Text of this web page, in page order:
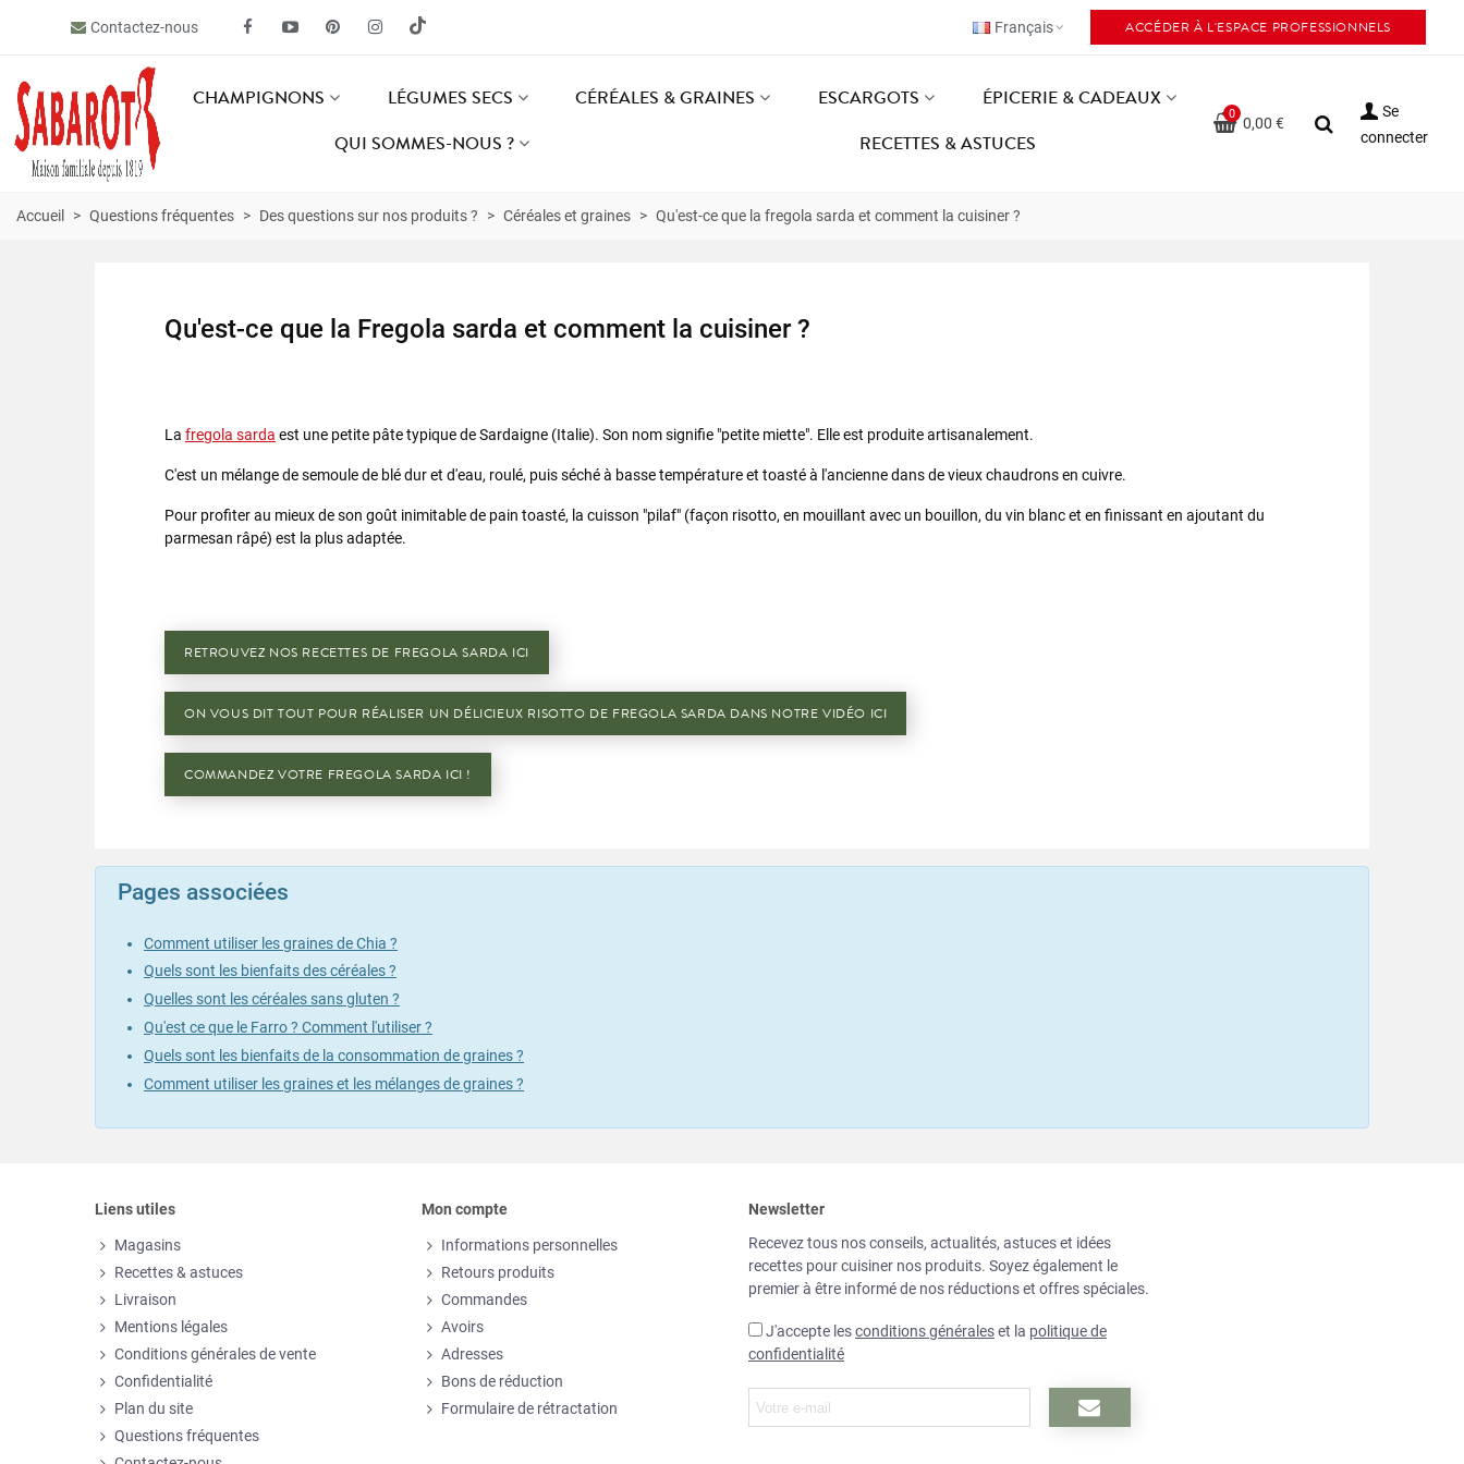
Contactez-nous Français ACCÉDER À L'ESPACE PROFESSIONNELS
CHAMPIGNONS LÉGUMES SECS CÉRÉALES & GRAINES ESCARGOTS
ÉPICERIE & CADEAUX
QUI SOMMES-NOUS ?
RECETTES & ASTUCES
0
0,00 €
Se
connecter
Accueil > Questions fréquentes > Des questions sur nos produits ? > Céréales et graines > Qu'est-ce que la fregola sarda et comment la cuisiner ?
Qu'est-ce que la Fregola sarda et comment la cuisiner ?
La fregola sarda est une petite pâte typique de Sardaigne (Italie). Son nom signifie "petite miette". Elle est produite artisanalement.
C'est un mélange de semoule de blé dur et d'eau, roulé, puis séché à basse température et toasté à l'ancienne dans de vieux chaudrons en cuivre.
Pour profiter au mieux de son goût inimitable de pain toasté, la cuisson "pilaf" (façon risotto, en mouillant avec un bouillon, du vin blanc et en finissant en ajoutant du
parmesan râpé) est la plus adaptée.
RETROUVEZ NOS RECETTES DE FREGOLA SARDA ICI
ON VOUS DIT TOUT POUR RÉALISER UN DÉLICIEUX RISOTTO DE FREGOLA SARDA DANS NOTRE VIDÉO ICI
COMMANDEZ VOTRE FREGOLA SARDA ICI !
Pages associées
Comment utiliser les graines de Chia ?
Quels sont les bienfaits des céréales ?
Quelles sont les céréales sans gluten ?
Qu'est ce que le Farro ? Comment l'utiliser ?
Quels sont les bienfaits de la consommation de graines ?
Comment utiliser les graines et les mélanges de graines ?
Liens utiles
Magasins
Recettes & astuces
Livraison
Mentions légales
Conditions générales de vente
Confidentialité
Plan du site
Questions fréquentes
Mon compte
Informations personnelles
Retours produits
Commandes
Avoirs
Adresses
Bons de réduction
Formulaire de rétractation
Newsletter
Recevez tous nos conseils, actualités, astuces et idées
recettes pour cuisiner nos produits. Soyez également le
premier à être informé de nos réductions et offres spéciales.
J'accepte lesconditions généraleset la politique de
confidentialité